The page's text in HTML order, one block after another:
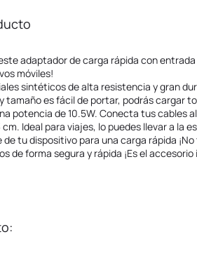
adaptador de carga rápida con entrada
móviles!
sintéticos de alta resistencia y gran
tamaño es fácil de portar, podrás cargar
potencia de 10.5W. Conecta tus cables
Ideal para viajes, lo puedes llevar a la
de tu dispositivo para una carga rápida
de forma segura y rápida ¡Es el